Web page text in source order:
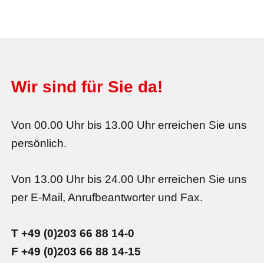
Wir sind für Sie da!
Von 00.00 Uhr bis 13.00 Uhr erreichen Sie uns
persönlich.
Von 13.00 Uhr bis 24.00 Uhr erreichen Sie uns
per E-Mail, Anrufbeantworter und Fax.
T +49 (0)203 66 88 14-0
F +49 (0)203 66 88 14-15